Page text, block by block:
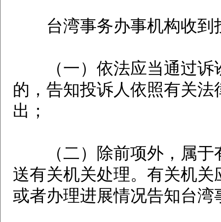
台湾事务办事机构收到
（一）依法应当通过诉
的，告知投诉人依照有关
出；
（二）除前项外，属于
送有关机关处理。有关机
或者办理进展情况告知台